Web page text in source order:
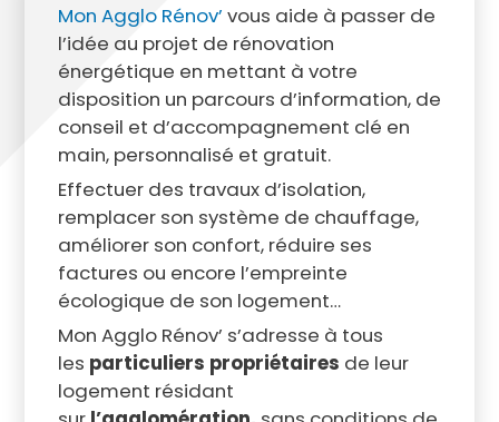
Mon Agglo Rénov’ vous aide à passer de
l’idée au projet de rénovation
énergétique en mettant à votre
disposition un parcours d’information, de
conseil et d’accompagnement clé en
main, personnalisé et gratuit.
Effectuer des travaux d’isolation,
remplacer son système de chauffage,
améliorer son confort, réduire ses
factures ou encore l’empreinte
écologique de son logement…
Mon Agglo Rénov’ s’adresse à tous
les particuliers propriétaires de leur
logement résidant